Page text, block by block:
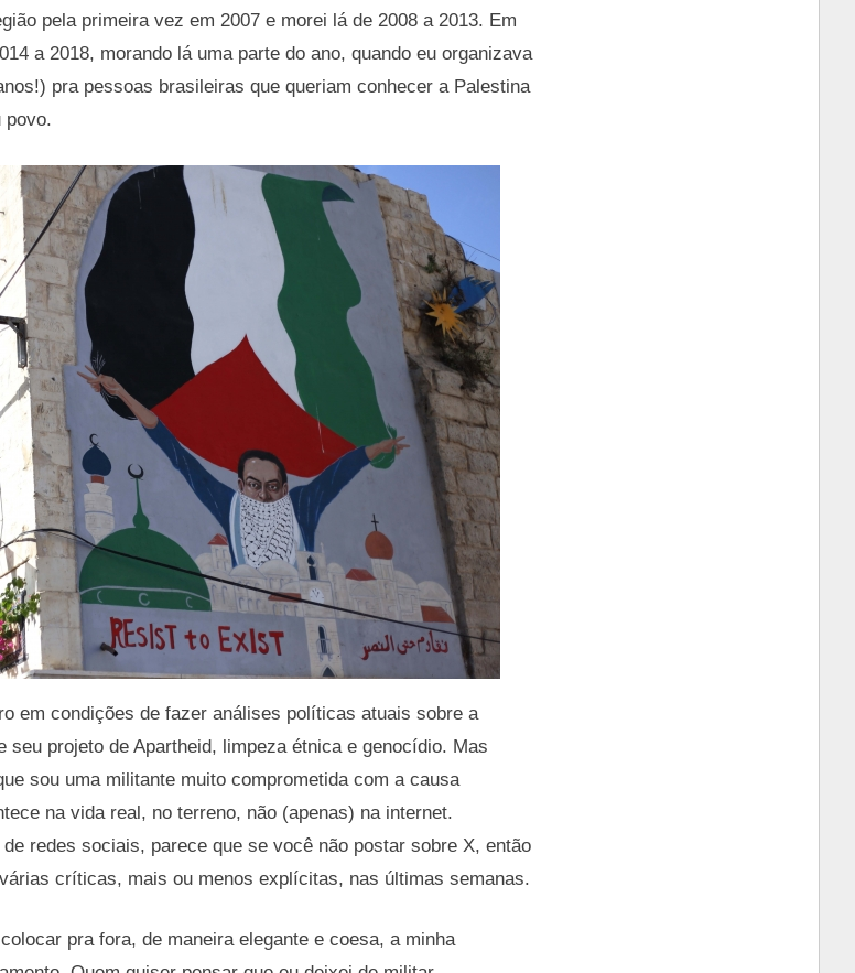
pela primeira vez em 2007 e morei lá de 2008 a 2013. Em
a 2018, morando lá uma parte do ano, quando eu organizava
pra pessoas brasileiras que queriam conhecer a Palestina
povo.
em condições de fazer análises políticas atuais sobre a
seu projeto de Apartheid, limpeza étnica e genocídio. Mas
sou uma militante muito comprometida com a causa
na vida real, no terreno, não (apenas) na internet.
redes sociais, parece que se você não postar sobre X, então
críticas, mais ou menos explícitas, nas últimas semanas.
pra fora, de maneira elegante e coesa, a minha